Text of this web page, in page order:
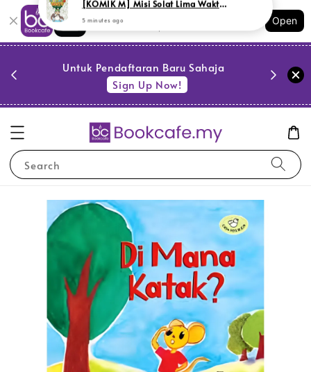
Shopping: Track Your Order
Your Trusted Shops
Open
Untuk Pendaftaran Baru Sahaja
Sign Up Now!
Search